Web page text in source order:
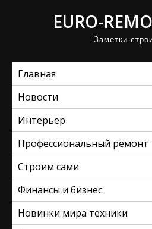
EURO-
Заметки
Главная
Новости
Интерьер
Профессиональный ремонт
Строим сами
Финансы и бизнес
Новинки мира техники